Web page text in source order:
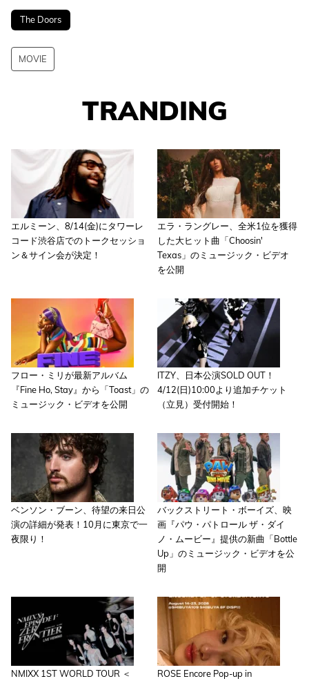
The Doors
MOVIE
TRANDING
エルミーン、8/14(金)にタワーレ
コード渋谷店でのトークセッショ
ン＆サイン会が決定！
エラ・ラングレー、全米1位を獲得
した大ヒット曲「Choosin'
Texas」のミュージック・ビデオ
を公開
フロー・ミリが最新アルバム
『Fine Ho, Stay』から「Toast」の
ミュージック・ビデオを公開
ITZY、日本公演SOLD OUT！
4/12(日)10:00より追加チケット
（立見）受付開始！
ベンソン・ブーン、待望の来日公
演の詳細が発表！10月に東京で一
夜限り！
バックストリート・ボーイズ、映
画『パウ・パトロール ザ・ダイ
ノ・ムービー』提供の新曲「Bottle
Up」のミュージック・ビデオを公
開
NMIXX 1ST WORLD TOUR ＜
ROSE Encore Pop-up in